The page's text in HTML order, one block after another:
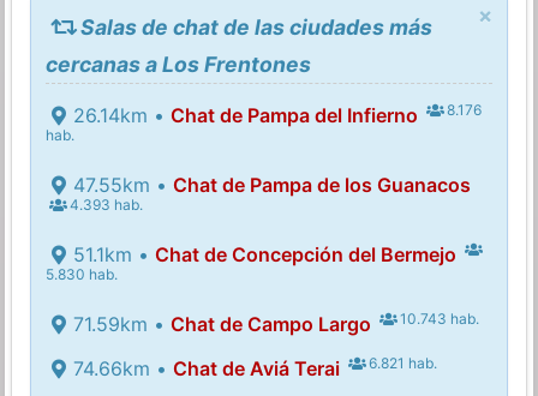
×
Salas de chat de las ciudades más
cercanas a Los Frentones
26.14km • Chat de Pampa del Infierno
8.176
hab.
47.55km • Chat de Pampa de los Guanacos
4.393 hab.
51.1km • Chat de Concepción del Bermejo
5.830 hab.
71.59km • Chat de Campo Largo 10.743 hab.
74.66km • Chat de Aviá Terai 6.821 hab.